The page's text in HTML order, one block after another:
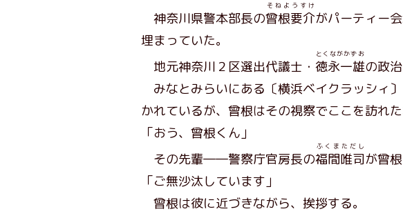
神奈川県警本部長の曾根要介
そねようすけ
がパーティー
埋まっていた。
地元神奈川２区選出代議士・ 徳永一雄
とくながかずお
の政
みなとみらいにある〔横浜ベイクラッシィ
かれているが、曾根はその視察でここを訪れ
「おう、曾根くん」
その先輩――警察庁官房長の福間唯司
ふくまただし
が曾
「ご無沙汰しています」
曾根は彼に近づきながら、挨拶する。